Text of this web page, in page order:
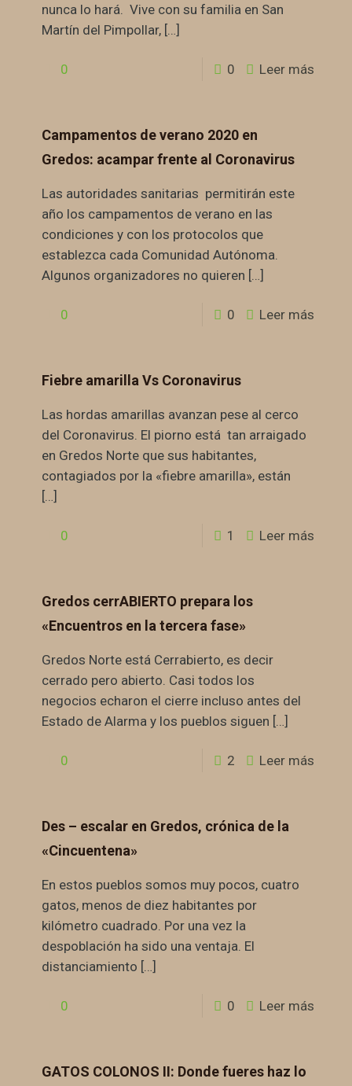
nunca lo hará. Vive con su familia en San
Martín del Pimpollar, […]
0 0 Leer más
Campamentos de verano 2020 en
Gredos: acampar frente al Coronavirus
Las autoridades sanitarias permitirán este
año los campamentos de verano en las
condiciones y con los protocolos que
establezca cada Comunidad Autónoma.
Algunos organizadores no quieren […]
0 0 Leer más
Fiebre amarilla Vs Coronavirus
Las hordas amarillas avanzan pese al cerco
del Coronavirus. El piorno está tan arraigado
en Gredos Norte que sus habitantes,
contagiados por la «fiebre amarilla», están
[…]
0 1 Leer más
Gredos cerrABIERTO prepara los
«Encuentros en la tercera fase»
Gredos Norte está Cerrabierto, es decir
cerrado pero abierto. Casi todos los
negocios echaron el cierre incluso antes del
Estado de Alarma y los pueblos siguen […]
0 2 Leer más
Des – escalar en Gredos, crónica de la
«Cincuentena»
En estos pueblos somos muy pocos, cuatro
gatos, menos de diez habitantes por
kilómetro cuadrado. Por una vez la
despoblación ha sido una ventaja. El
distanciamiento […]
0 0 Leer más
GATOS COLONOS II: Donde fueres haz lo